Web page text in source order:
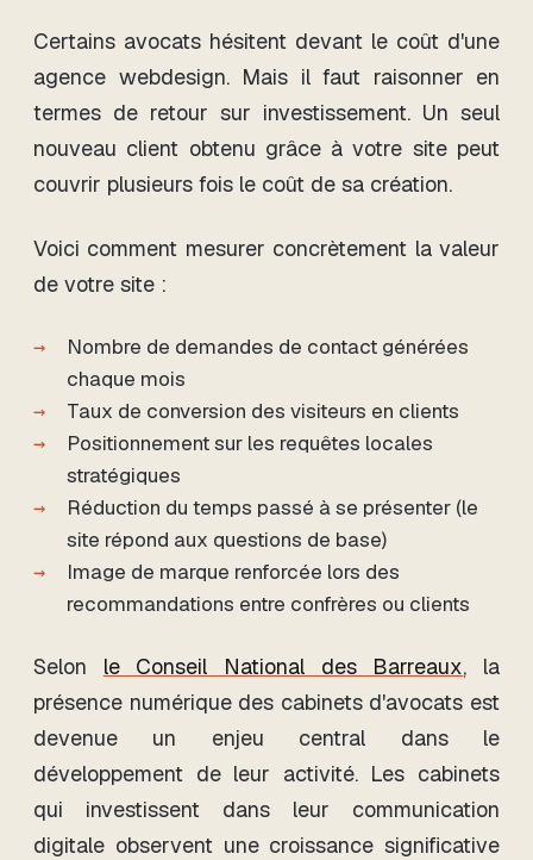
Certains avocats hésitent devant le coût d'une
agence webdesign. Mais il faut raisonner en
termes de retour sur investissement. Un seul
nouveau client obtenu grâce à votre site peut
couvrir plusieurs fois le coût de sa création.
Voici comment mesurer concrètement la valeur
de votre site :
Nombre de demandes de contact générées
chaque mois
Taux de conversion des visiteurs en clients
Positionnement sur les requêtes locales
stratégiques
Réduction du temps passé à se présenter (le
site répond aux questions de base)
Image de marque renforcée lors des
recommandations entre confrères ou clients
Selon le Conseil National des Barreaux, la
présence numérique des cabinets d'avocats est
devenue un enjeu central dans le
développement de leur activité. Les cabinets
qui investissent dans leur communication
digitale observent une croissance significative